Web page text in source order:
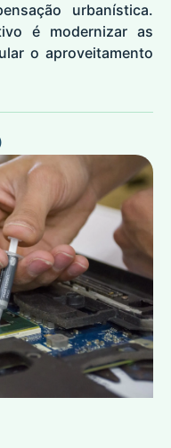
urbanística.
é modernizar as
o aproveitamento